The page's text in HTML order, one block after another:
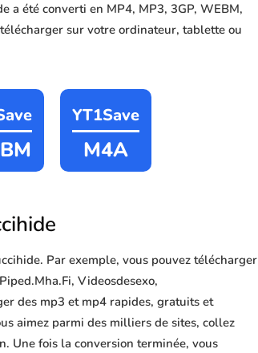
a été converti en MP4, MP3, 3GP, WEBM,
sur votre ordinateur, tablette ou
YT1Save
M4A
Par exemple, vous pouvez télécharger
Videosdesexo,
des mp3 et mp4 rapides, gratuits et
aimez parmi des milliers de sites, collez
Une fois la conversion terminée, vous